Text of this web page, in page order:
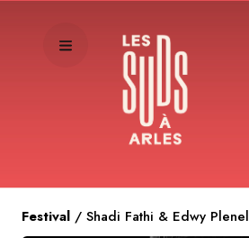
Festival / Shadi Fathi & Edwy Plenel